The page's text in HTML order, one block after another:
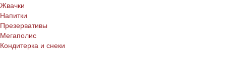
Жвачки
Напитки
Презервативы
Мегаполис
Кондитерка и снеки